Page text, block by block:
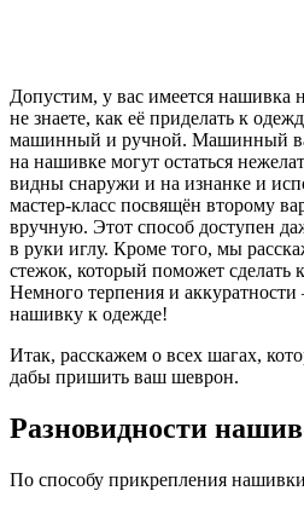
Допустим, у вас имеется нашивка
не знаете, как её приделать к
машинный и ручной. Машинный
на нашивке могут остаться
видны снаружи и на изнанке и
мастер-класс посвящён второму
вручную. Этот способ доступен
в руки иглу. Кроме того, мы
стежок, который поможет сделать
Немного терпения и
нашивку к одежде!
Итак, расскажем о всех шагах,
дабы пришить ваш шеврон.
Разновидности
По способу прикрепления